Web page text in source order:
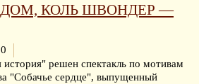
КОЛЬ ШВОНДЕР —
решен спектакль по мотивам
"Собачье сердце", выпущенный